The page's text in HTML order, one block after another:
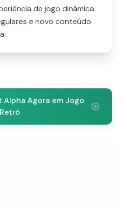
de jogo dinâmica
e novo conteúdo
Alpha Agora em Jogo
Retrô